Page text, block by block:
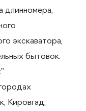
длинномера,
экскаватора,
бытовок.
Кировгад,